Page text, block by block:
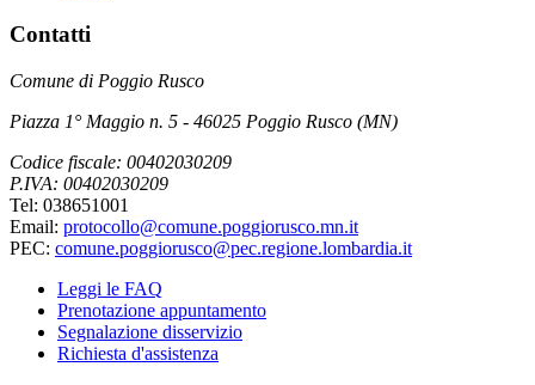
Contatti
Comune di Poggio Rusco
Piazza 1° Maggio n. 5 - 46025 Poggio Rusco (MN)
Codice fiscale: 00402030209
P.IVA: 00402030209
Tel: 038651001
Email: protocollo@comune.poggiorusco.mn.it
PEC: comune.poggiorusco@pec.regione.lombardia.it
Leggi le FAQ
Prenotazione appuntamento
Segnalazione disservizio
Richiesta d'assistenza